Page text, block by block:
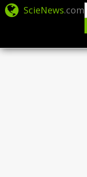
ScieNews.com